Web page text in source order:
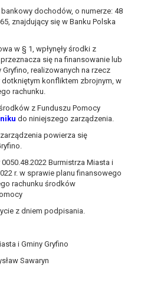
dochodów, o numerze: 48
znajdujący się w Banku Polska
w § 1, wpłynęły środki z
się na finansowanie lub
realizowanych na rzecz
konfliktem zbrojnym, w
rachunku.
z Funduszu Pomocy
do niniejszego zarządzenia.
powierza się
Burmistrza Miasta i
r. w sprawie planu finansowego
rachunku środków
z dniem podpisania.
i Gminy Gryfino
Sawaryn
interesów, praw i
której dane dotyczą, lub
danych
osobowych (art. 6 ust. 1
dowolnym momencie.
na zgodność
dokonano na podstawie
prawo wniesienia skargi do
danych osobowych
do wniesienia skargi jest
Danych Osobowych.